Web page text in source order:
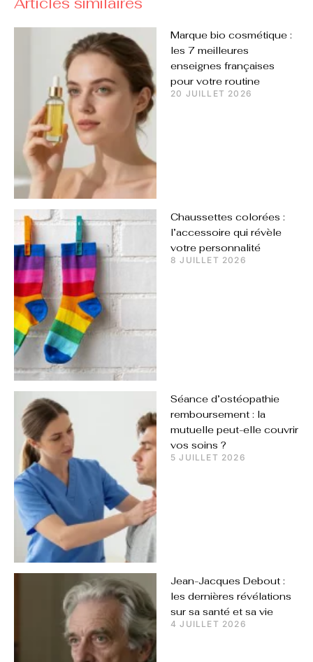
Marque bio cosmétique :
les 7 meilleures
enseignes françaises
pour votre routine
20 JUILLET 2026
Chaussettes colorées :
l’accessoire qui révèle
votre personnalité
8 JUILLET 2026
Séance d’ostéopathie
remboursement : la
mutuelle peut-elle couvrir
vos soins ?
5 JUILLET 2026
Jean-Jacques Debout :
les dernières révélations
sur sa santé et sa vie
4 JUILLET 2026